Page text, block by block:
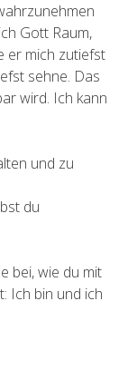
Gott Raum,
er mich zutiefst
sehne. Das
wird. Ich kann
und zu
du
bei, wie du mit
Ich bin und ich